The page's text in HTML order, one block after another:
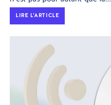
LIRE L'ARTICLE